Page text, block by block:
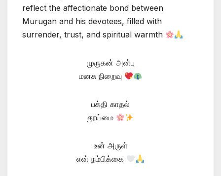
reflect the affectionate bond between
Murugan and his devotees, filled with
surrender, trust, and spiritual warmth
முருகன் அன்பு
மனசு நிறைவு
பக்தி காதல்
தூய்மை
உன் அருள்
என் நம்பிக்கை